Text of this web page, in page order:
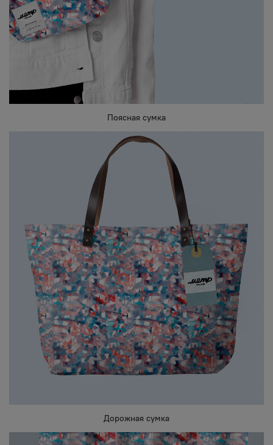
Поясная сумка
Дорожная сумка